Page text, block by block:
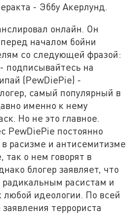
- Эббу Акерлунд.
онлайн. Он
началом бойни
со следующей фразой:
подписывайтесь на
(PewDiePie) -
самый популярный в
именно к нему
Но не это главное.
PewDiePie постоянно
расизме и антисемитизме
так о нем говорят в
блогер заявляет, что
радикальным расистам и
любой идеологии. По всей
террориста